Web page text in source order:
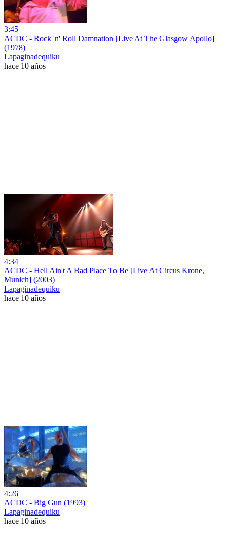
3:45
ACDC - Rock 'n' Roll Damnation [Live At The Glasgow Apollo]
(1978)
Lapaginadequiku
hace 10 años
4:34
ACDC - Hell Ain't A Bad Place To Be [Live At Circus Krone,
Munich] (2003)
Lapaginadequiku
hace 10 años
4:26
ACDC - Big Gun (1993)
Lapaginadequiku
hace 10 años